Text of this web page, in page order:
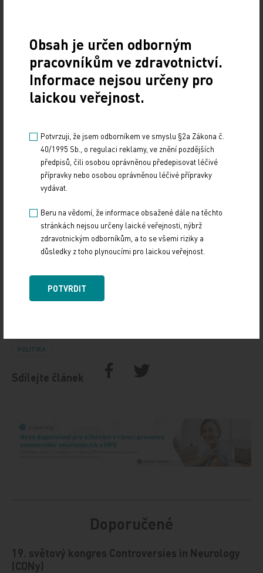
pacientů jsme nadále vzdáleni. Proto musí být
mezinárodní společenství včetně EU připraveno
dál postiženým zemím pomáhat," podotkl Povejšil.
asistence právě třeba při posilování zdravotnických
systémů, epidemiologického dohledu nebo krizové
připravenosti zemí v zasaženém regionu.
Členské země EU a unie jako taková celkem na boj
s ebolou vydaly okolo 1,2 miliardy eur (přes 33,5
miliardy Kč), svět celkově přispěl téměř pěti
miliardami (asi 392 miliard korun).
POLITIKA
Sdílejte článek
Doporučené
19. světový kongres Controversies in Neurology
(CONy)
Obsah je určen odborným
pracovníkům ve zdravotnictví.
Informace nejsou určeny pro
laickou veřejnost.
Potvrzuji, že jsem odborníkem ve smyslu §2a Zákona č.
40/1995 Sb., o regulaci reklamy, ve znění pozdějších
předpisů, čili osobou oprávněnou předepisovat léčivé
přípravky nebo osobou oprávněnou léčivé přípravky
vydávat.
Beru na vědomí, že informace obsažené dále na těchto
stránkách nejsou určeny laické veřejnosti, nýbrž
zdravotnickým odborníkům, a to se všemi riziky a
důsledky z toho plynoucími pro laickou veřejnost.
POTVRDIT